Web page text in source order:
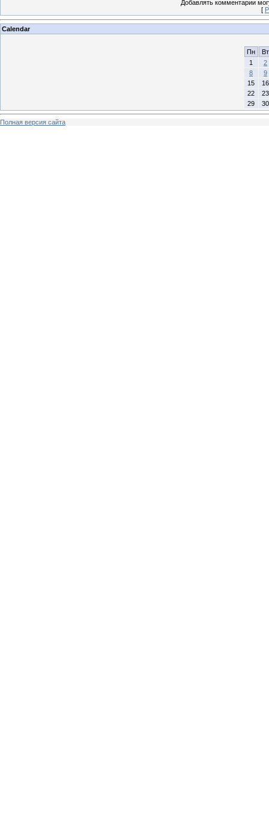
Добавлять комментарии
[
Calendar
Пн
Вт
1
2
8
9
15
16
22
23
29
30
Полная версия сайта